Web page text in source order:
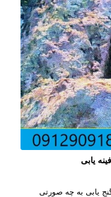
یابی
یابی به چه صورتی